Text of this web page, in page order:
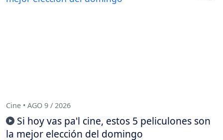
Cine • AGO 9 / 2026
Si hoy vas pa'l cine, estos 5 peliculones son
la mejor elección del domingo